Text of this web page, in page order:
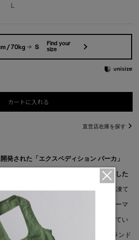
L
/ 70kg S
Find your
size
カートに入れる
直営店在庫を探す
発された「エクスペディション パーカ」
ドライに保つことを目的に設計されました
科学者向けに作られたこのパーカは、凍て
氷原まで、あらゆる寒冷地でのパフォーマ
科学財団の極地研究部門でも実証されてい
クアークティック?素材を使用し、ブランド